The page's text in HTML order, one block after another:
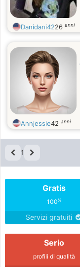
Danidani4226 anni
Annjessie42 anni
1
Gratis
100%
Servizi gratuiti
Serio
profili di qualità